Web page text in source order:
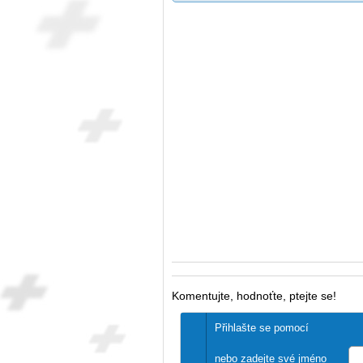
Komentujte, hodnoťte, ptejte se!
Přihlašte se pomocí
nebo zadejte své jméno